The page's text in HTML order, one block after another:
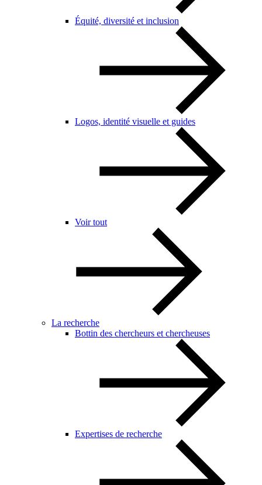
Équité, diversité et inclusion
Logos, identité visuelle et guides
Voir tout
La recherche
Bottin des chercheurs et chercheuses
Expertises de recherche